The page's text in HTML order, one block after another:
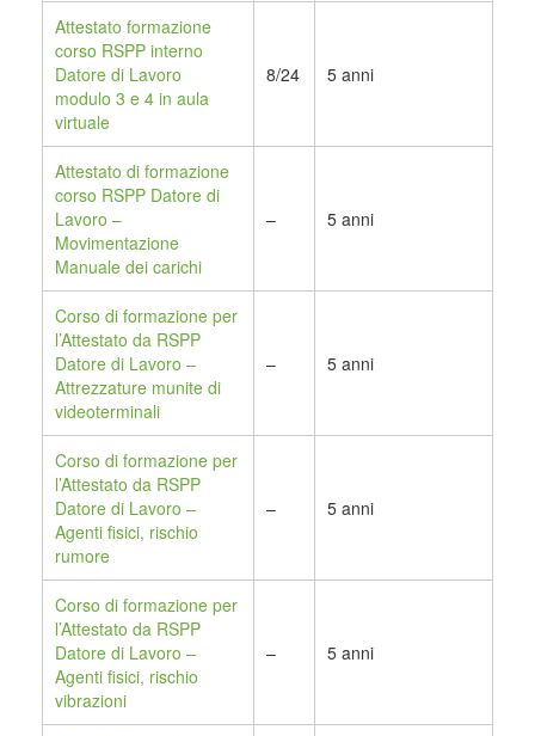
Attestato formazione
corso RSPP interno
Datore di Lavoro
modulo 3 e 4 in aula
virtuale
8/24 5 anni
Attestato di formazione
corso RSPP Datore di
Lavoro –
Movimentazione
Manuale dei carichi
– 5 anni
Corso di formazione per
l’Attestato da RSPP
Datore di Lavoro –
Attrezzature munite di
videoterminali
– 5 anni
Corso di formazione per
l’Attestato da RSPP
Datore di Lavoro –
Agenti fisici, rischio
rumore
– 5 anni
Corso di formazione per
l’Attestato da RSPP
Datore di Lavoro –
Agenti fisici, rischio
vibrazioni
– 5 anni